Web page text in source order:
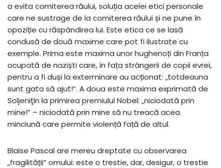
a evita comiterea răului, soluția acelei etici personale
care ne sustrage de la comiterea răului și ne pune în
opoziție cu răspândirea lui. Este etica ce se lasă
condusă de două maxime care pot fi ilustrate cu
exemple. Prima este maxima unor hughenoți din Franța
ocupată de naziști care, în fața strângerii de copii evrei,
pentru a fi duși la exterminare au acționat: „totdeauna
sunt gata să ajut!”. A doua este maxima exprimată de
Soljeniţîn la primirea premiului Nobel: „niciodată prin
mine!” – niciodată prin mine să nu treacă acea
minciună care permite violență față de altul.
Blaise Pascal are mereu dreptate cu observarea
„fragilității” omului: este o trestie, dar, desigur, o trestie